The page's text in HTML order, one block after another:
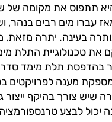
תתפוס את מקומה של
עברו מים רבים בנהר,
בעינה. יתרה מזאת,
את טכנולוגיית התלת
בהדפסת תלת מימד
מענה לפרויקטים
שיש צורך בהיקף ייצור
יכול לבצע